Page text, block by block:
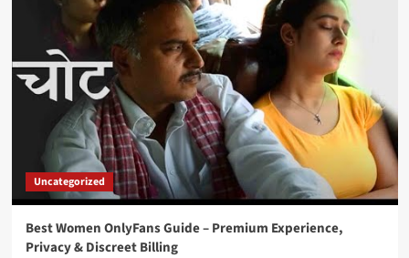
Uncategorized
Best Women OnlyFans Guide – Premium Experience,
Privacy & Discreet Billing